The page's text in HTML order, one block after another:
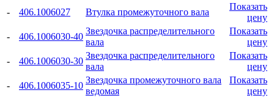
-
406.1006027 Втулка промежуточного вала
Показать
цену
-
406.1006030-40
Звездочка распределительного
вала
Показать
цену
-
406.1006030-30
Звездочка распределительного
вала
Показать
цену
-
406.1006035-10
Звездочка промежуточного вала
ведомая
Показать
цену